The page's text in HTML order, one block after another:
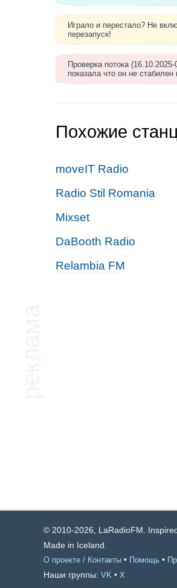
Играло и перестало? Не
перезапуск!
Проверка потока
показала что он не стабилен
Похожие
moveIT Radio
Radio Stil Romania
Mixset
DaBooth Radio
Relambia FM
© 2010-2026, LaRadioFM.
Made in Iceland.
О проекте / Контакты • Помощь •
Наши группы: VK • X